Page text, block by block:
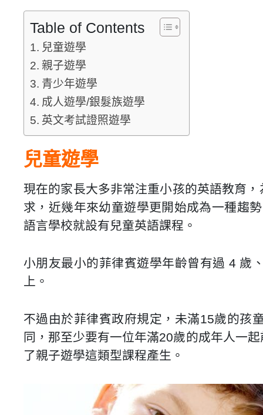
Table of Contents
兒童遊學
親子遊學
青少年遊學
成人遊學/銀髮族遊學
英文考試證照遊學
兒童遊學
現在的家長大多非常注重小孩的英語教育
求，近幾年來幼童遊學更開始成為一種趨
語言學校就設有兒童英語課程。
小朋友最小的菲律賓遊學年齡曾有過 4 歲
上。
不過由於菲律賓政府規定，未滿15歲的孩
同，那至少要有一位年滿20歲的成年人一
了親子遊學這類型課程產生。